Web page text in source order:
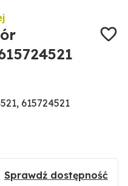
615724521
Sprawdź dostępność